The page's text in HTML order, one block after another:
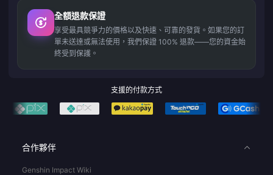
全額退款保證
享受最具競爭力的價格以及快速、可靠的發貨。如果您的訂
單未送達或無法使用，我們保證 100% 退款——您的資金始
終受到保護。
支援的付款方式
合作夥伴
Genshin Impact Wiki